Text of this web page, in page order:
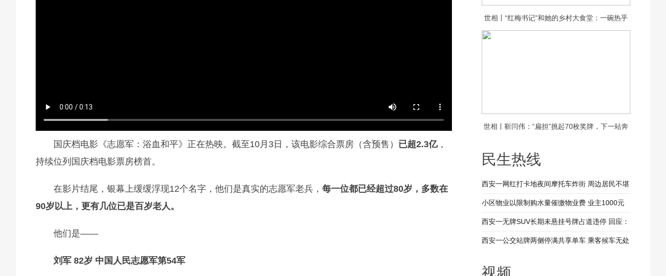
国庆档电影《志愿军：浴血和平》正在热映。截至10月3日，该电影综合票房（含预售） 已超2.3亿，
持续位列国庆档电影票房榜首。
在影片结尾，银幕上缓缓浮现12个名字，他们是真实的志愿军老兵， 每一位都已经超过80岁，多数在
90岁以上，更有几位已是百岁老人。
他们是——
刘军 82岁 中国人民志愿军第54军
世相丨“红梅书记”和她的乡村大食堂：一碗热乎
世相丨靳闫伟：“扁担”挑起70枚奖牌，下一站奔
民生热线
西安一网红打卡地夜间摩托车炸街 周边居民不堪
其扰 回应：将持续开展专项整治行动
小区物业以限制购水量催缴物业费 业主1000元
装修押金抵扣物业费 兴平市住建局：已责令物业
整改
西安一无牌SUV长期未悬挂号牌占道违停 回应：
驾驶人被记9分罚款200元
西安一公交站牌两侧停满共享单车 乘客候车无处